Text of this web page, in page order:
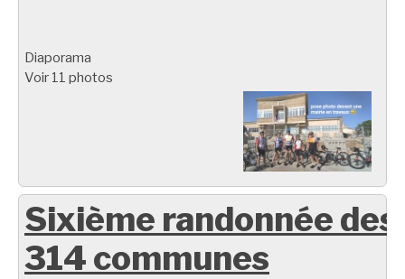
Diaporama
Voir 11 photos
Sixième randonnée des
314 communes